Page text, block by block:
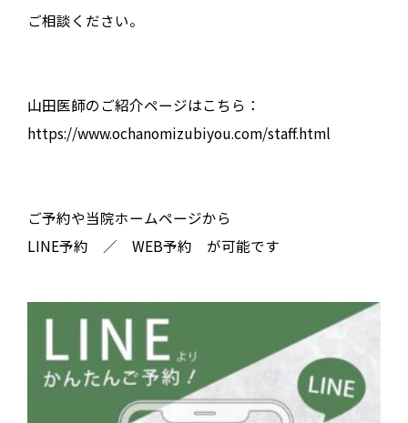
ご相談ください。
山田医師のご紹介ページはこちら：
https://www.ochanomizubiyou.com/staff.html
ご予約や当院ホームページから
LINE予約 ／ WEB予約 が可能です